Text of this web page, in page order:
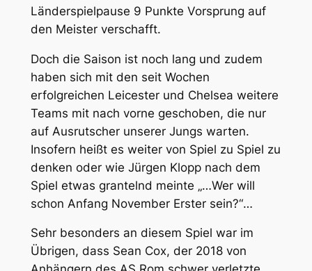
Länderspielpause 9 Punkte Vorsprung auf
den Meister verschafft.
Doch die Saison ist noch lang und zudem
haben sich mit den seit Wochen
erfolgreichen Leicester und Chelsea weitere
Teams mit nach vorne geschoben, die nur
auf Ausrutscher unserer Jungs warten.
Insofern heißt es weiter von Spiel zu Spiel zu
denken oder wie Jürgen Klopp nach dem
Spiel etwas grantelnd meinte „…Wer will
schon Anfang November Erster sein?“…
Sehr besonders an diesem Spiel war im
Übrigen, dass Sean Cox, der 2018 von